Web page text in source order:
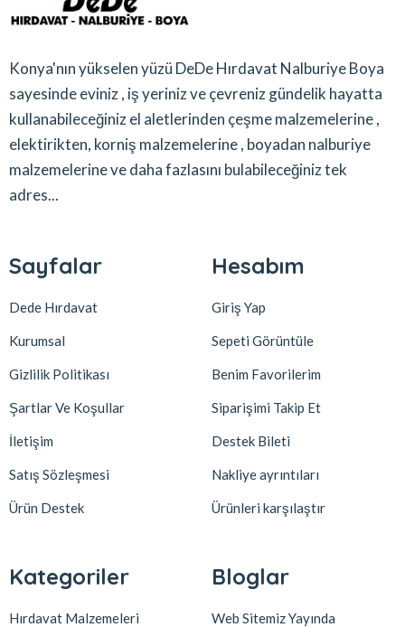
Konya'nın yükselen yüzü DeDe Hırdavat Nalburiye Boya
sayesinde eviniz , iş yeriniz ve çevreniz gündelik hayatta
kullanabileceğiniz el aletlerinden çeşme malzemelerine ,
elektirikten, korniş malzemelerine , boyadan nalburiye
malzemelerine ve daha fazlasını bulabileceğiniz tek
adres...
Sayfalar
Dede Hırdavat
Kurumsal
Gizlilik Politikası
Şartlar Ve Koşullar
İletişim
Satış Sözleşmesi
Ürün Destek
Hesabım
Giriş Yap
Sepeti Görüntüle
Benim Favorilerim
Siparişimi Takip Et
Destek Bileti
Nakliye ayrıntıları
Ürünleri karşılaştır
Kategoriler
Hırdavat Malzemeleri
Bloglar
Web Sitemiz Yayında